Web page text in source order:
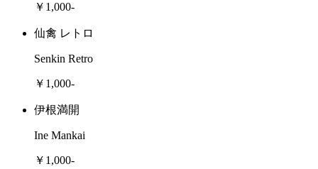
￥1,000-
仙禽 レトロ
Senkin Retro
￥1,000-
伊根満開
Ine Mankai
￥1,000-